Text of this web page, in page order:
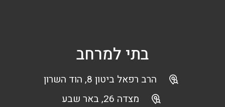
בתי למרחב
הרב רפאל ביטון 8, הוד השרון
מצדה 26, באר שבע